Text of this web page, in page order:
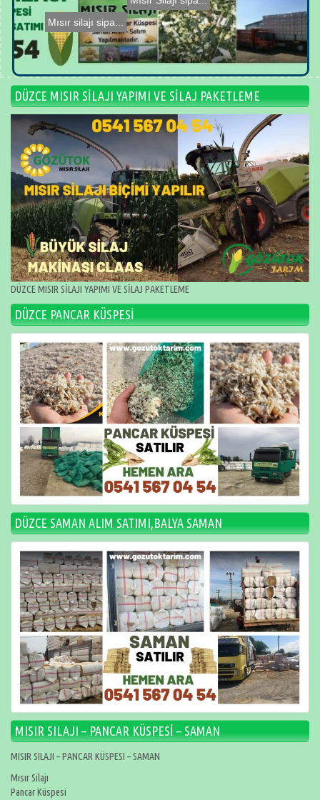
DÜZCE MISIR SİLAJI YAPIMI VE SİLAJ PAKETLEME
DÜZCE MISIR SİLAJI YAPIMI VE SİLAJ PAKETLEME
DÜZCE PANCAR KÜSPESİ
DÜZCE SAMAN ALIM SATIMI,BALYA SAMAN
MISIR SILAJI – PANCAR KÜSPESİ – SAMAN
MISIR SILAJI – PANCAR KÜSPESI – SAMAN
Mısır Silajı
Pancar Küspesi